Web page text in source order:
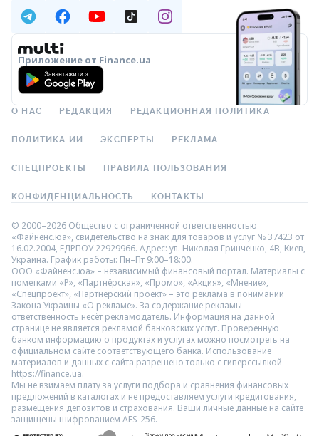
Приложение от Finance.ua
О НАС РЕДАКЦИЯ РЕДАКЦИОННАЯ ПОЛИТИКА
ПОЛИТИКА ИИ ЭКСПЕРТЫ РЕКЛАМА
СПЕЦПРОЕКТЫ ПРАВИЛА ПОЛЬЗОВАНИЯ
КОНФИДЕНЦИАЛЬНОСТЬ КОНТАКТЫ
© 2000–2026 Общество с ограниченной ответственностью
«Файненс.юа», свидетельство на знак для товаров и услуг № 37423 от
16.02.2004, ЕДРПОУ 22929966. Адрес: ул. Николая Гринченко, 4В, Киев,
Украина. График работы: Пн–Пт 9:00–18:00.
ООО «Файненс.юа» – независимый финансовый портал. Материалы с
пометками «Р», «Партнёрская», «Промо», «Акция», «Мнение»,
«Спецпроект», «Партнёрский проект» – это реклама в понимании
Закона Украины «О рекламе». За содержание рекламы
ответственность несёт рекламодатель. Информация на данной
странице не является рекламой банковских услуг. Проверенную
банком информацию о продуктах и услугах можно посмотреть на
официальном сайте соответствующего банка. Использование
материалов и данных с сайта разрешено только с гиперссылкой
https://finance.ua.
Мы не взимаем плату за услуги подбора и сравнения финансовых
предложений в каталогах и не предоставляем услуги кредитования,
размещения депозитов и страхования. Ваши личные данные на сайте
защищены шифрованием AES-256.